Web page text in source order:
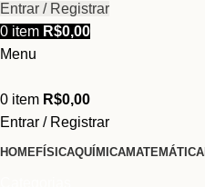
Entrar / Registrar
0 item R$0,00
Menu
0 item R$0,00
Entrar / Registrar
HOMEFÍSICAQUÍMICAMATEMÁTICA